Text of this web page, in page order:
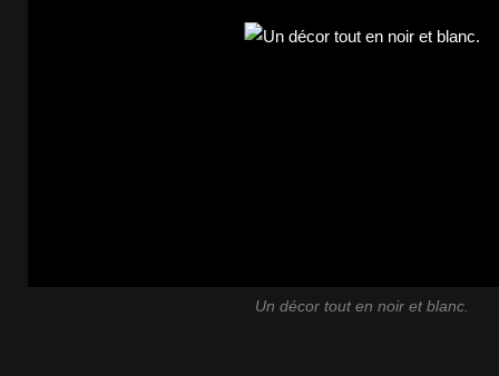
Un décor tout en noir et blanc.